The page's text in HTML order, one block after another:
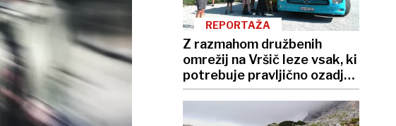
REPORTAŽA
Z razmahom družbenih
omrežij na Vršič leze vsak, ki
potrebuje pravljično ozadje
za selfije